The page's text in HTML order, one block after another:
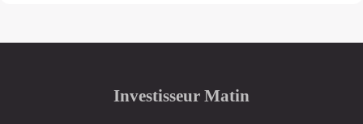
Investisseur Matin